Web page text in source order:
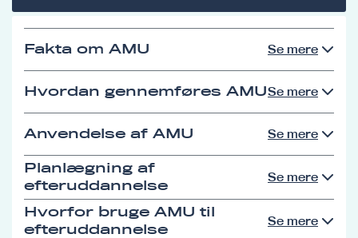
Fakta om AMU Se mere
Hvordan gennemføres AMUSe mere
Anvendelse af AMU Se mere
Planlægning af
efteruddannelse
Se mere
Hvorfor bruge AMU til
efteruddannelse
Se mere